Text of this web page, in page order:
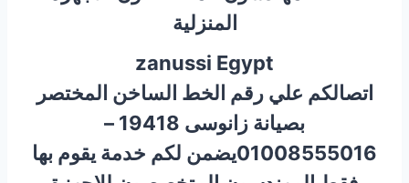
المنزلية
zanussi Egypt
اتصالكم علي رقم الخط الساخن المختصر
بصيانة زانوسى 19418 –
01008555016يضمن لكم خدمة يقوم بها